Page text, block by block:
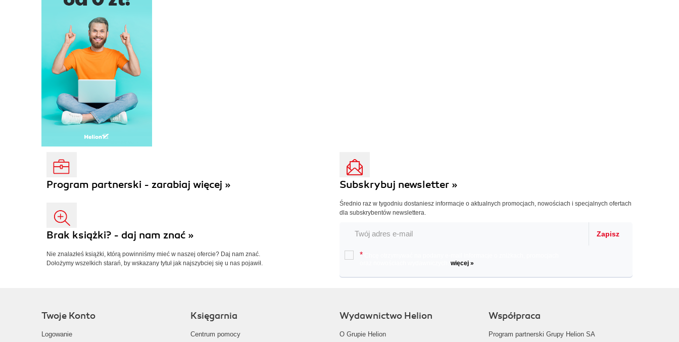
Program partnerski - zarabiaj więcej »
Brak książki? - daj nam znać »
Nie znalazłeś książki, którą powinniśmy mieć w naszej ofercie? Daj nam znać.
Dołożymy wszelkich starań, by wskazany tytuł jak najszybciej się u nas pojawił.
Subskrybuj newsletter »
Średnio raz w tygodniu dostaniesz informacje o aktualnych promocjach, nowościach i specjalnych ofertach
dla subskrybentów newslettera.
Zapisz
*
więcej »
Twoje Konto
Logowanie
Księgarnia
Centrum pomocy
Wydawnictwo Helion
O Grupie Helion
Współpraca
Program partnerski Grupy Helion SA